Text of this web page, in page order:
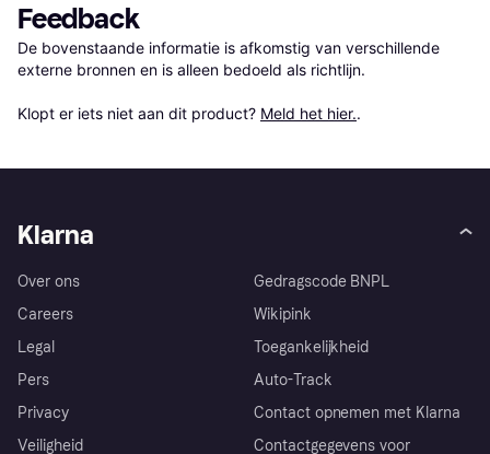
Feedback
De bovenstaande informatie is afkomstig van verschillende
externe bronnen en is alleen bedoeld als richtlijn.
Klopt er iets niet aan dit product? Meld het hier..
Klarna
Over ons
Careers
Legal
Pers
Privacy
Veiligheid
Gedragscode BNPL
Wikipink
Toegankelijkheid
Auto-Track
Contact opnemen met Klarna
Contactgegevens voor